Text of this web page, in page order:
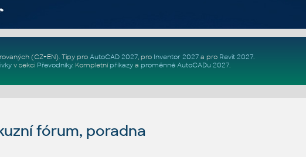
(CZ+EN). Tipy pro AutoCAD 2027, pro Inventor 2027a pro Revit 2027.
v sekci Převodníky. Kompletní příkazya proměnné AutoCADu 2027.
fórum, poradna